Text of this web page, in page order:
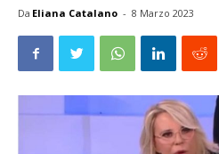
Da Eliana Catalano - 8 Marzo 2023